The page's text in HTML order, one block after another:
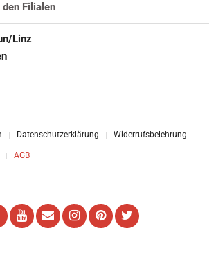
Filialen
Linz
Datenschutzerklärung Widerrufsbelehrung
AGB